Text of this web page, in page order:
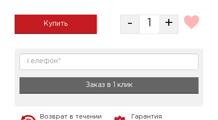
Купить - +
Заказ в 1 клик
Возврат в течении
Гарантия